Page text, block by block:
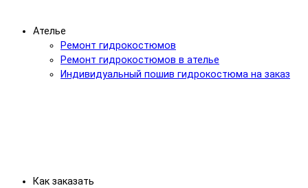
Ателье
Ремонт гидрокостюмов
Ремонт гидрокостюмов в ателье
Индивидуальный пошив гидрокостюма на заказ
Как заказать